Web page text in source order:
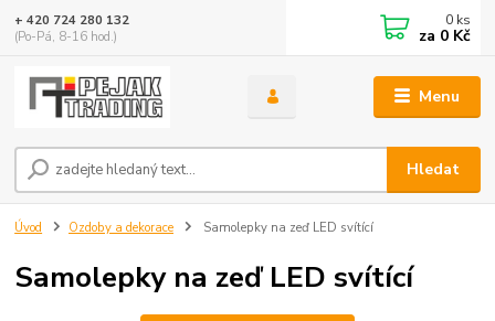
Menu
Hledat
+ 420 724 280 132
(Po-Pá, 8-16 hod.)
0 ks
za 0 Kč
Úvod Ozdoby a dekorace Samolepky na zeď LED svítící
Samolepky na zeď LED svítící